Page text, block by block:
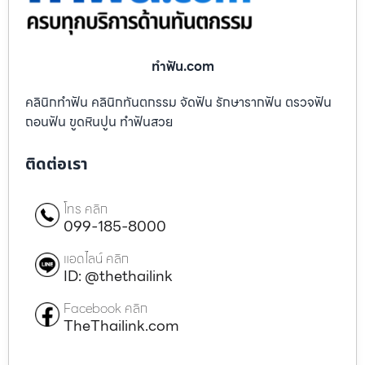
ทําฟัน.com
คลินิกทำฟัน คลินิกทันตกรรม จัดฟัน รักษารากฟัน ตรวจฟัน
ถอนฟัน ขูดหินปูน ทำฟันสวย
ติดต่อเรา
โทร คลิก
099-185-8000
แอดไลน์ คลิก
ID: @thethailink
Facebook คลิก
TheThailink.com